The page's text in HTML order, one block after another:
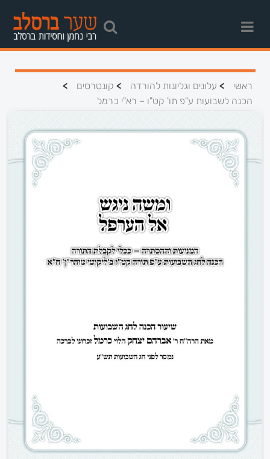
ראשי > עלונים וגליונות להורדה > קונטרסים >
הכנה לשבועות ע"פ תו' קט"ו – רא"י כרמל